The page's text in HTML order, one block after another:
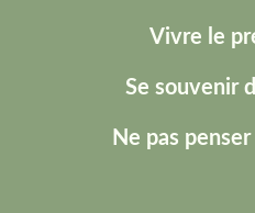
Vivre le
Se souvenir
Ne pas